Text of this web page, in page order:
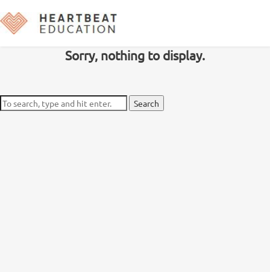
Latest Posts
Sorry, nothing to display.
Search